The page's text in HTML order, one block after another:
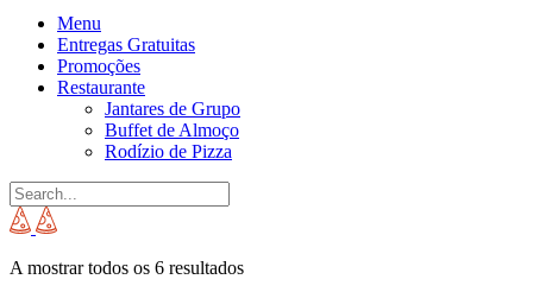
Menu
Entregas Gratuitas
Promoções
Restaurante
Jantares de Grupo
Buffet de Almoço
Rodízio de Pizza
A mostrar todos os 6 resultados